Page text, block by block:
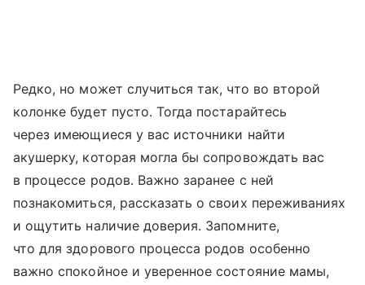
Редко, но может случиться так, что во второй
колонке будет пусто. Тогда постарайтесь
через имеющиеся у вас источники найти
акушерку, которая могла бы сопровождать вас
в процессе родов. Важно заранее с ней
познакомиться, рассказать о своих переживаниях
и ощутить наличие доверия. Запомните,
что для здорового процесса родов особенно
важно спокойное и уверенное состояние мамы,